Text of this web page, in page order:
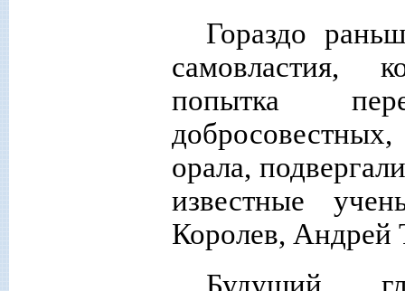
Гораздо
самовластия,
попытка
орала,
известные
Королев, Андрей